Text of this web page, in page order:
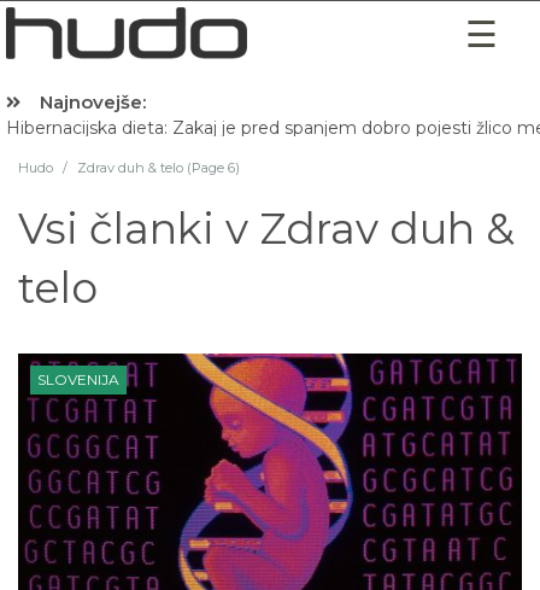
Najnovejše:
Hibernacijska dieta: Zakaj je pred spanjem dobro pojesti žlico
Hudo / Zdrav duh & telo (Page 6)
Vsi članki v Zdrav duh &
telo
SLOVENIJA